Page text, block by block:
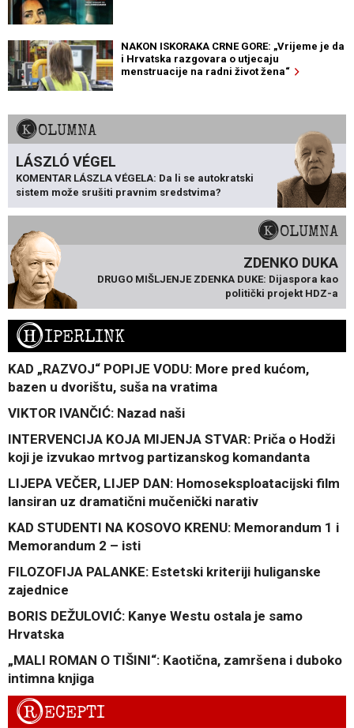
NAKON ISKORAKA CRNE GORE: „Vrijeme je da
i Hrvatska razgovara o utjecaju
menstruacije na radni život žena“
KOLUMNA
LÁSZLÓ VÉGEL
KOMENTAR LÁSZLA VÉGELA: Da li se autokratski
sistem može srušiti pravnim sredstvima?
KOLUMNA
ZDENKO DUKA
DRUGO MIŠLJENJE ZDENKA DUKE: Dijaspora kao
politički projekt HDZ-a
HIPERLINK
KAD „RAZVOJ“ POPIJE VODU: More pred kućom,
bazen u dvorištu, suša na vratima
VIKTOR IVANČIĆ: Nazad naši
INTERVENCIJA KOJA MIJENJA STVAR: Priča o Hodži
koji je izvukao mrtvog partizanskog komandanta
LIJEPA VEČER, LIJEP DAN: Homoseksploatacijski film
lansiran uz dramatični mučenički narativ
KAD STUDENTI NA KOSOVO KRENU: Memorandum 1 i
Memorandum 2 – isti
FILOZOFIJA PALANKE: Estetski kriteriji huliganske
zajednice
BORIS DEŽULOVIĆ: Kanye Westu ostala je samo
Hrvatska
„MALI ROMAN O TIŠINI“: Kaotična, zamršena i duboko
intimna knjiga
RECEPTI